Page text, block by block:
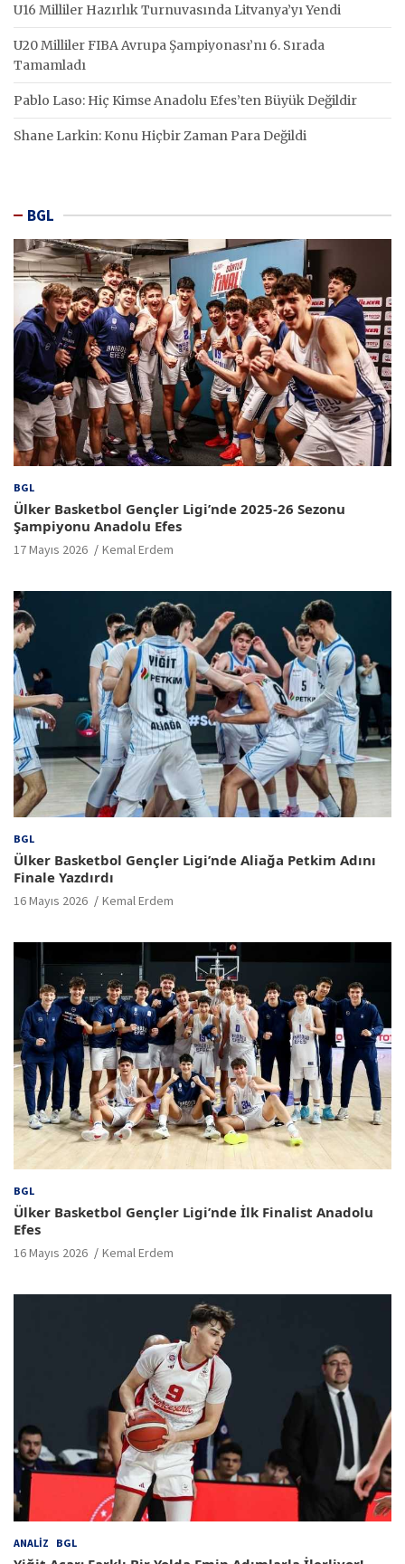
U16 Milliler Hazırlık Turnuvasında Litvanya’yı Yendi
U20 Milliler FIBA Avrupa Şampiyonası’nı 6. Sırada
Tamamladı
Pablo Laso: Hiç Kimse Anadolu Efes’ten Büyük Değildir
Shane Larkin: Konu Hiçbir Zaman Para Değildi
BGL
BGL
Ülker Basketbol Gençler Ligi’nde 2025-26 Sezonu
Şampiyonu Anadolu Efes
17 Mayıs 2026 Kemal Erdem
BGL
Ülker Basketbol Gençler Ligi’nde Aliağa Petkim Adını
Finale Yazdırdı
16 Mayıs 2026 Kemal Erdem
BGL
Ülker Basketbol Gençler Ligi’nde İlk Finalist Anadolu
Efes
16 Mayıs 2026 Kemal Erdem
ANALIZ BGL